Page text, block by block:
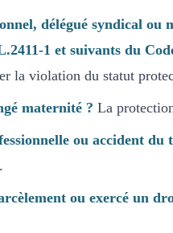
délégué syndical ou
1 et suivants du
la violation du statut
maternité ? La
ou accident du
.
ou exercé un